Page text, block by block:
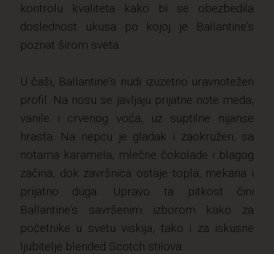
kontrolu kvaliteta kako bi se obezbedila
doslednost ukusa po kojoj je Ballantine’s
poznat širom sveta.
U čaši, Ballantine’s nudi izuzetno uravnotežen
profil. Na nosu se javljaju prijatne note meda,
vanile i crvenog voća, uz suptilne nijanse
hrasta. Na nepcu je gladak i zaokružen, sa
notama karamela, mlečne čokolade i blagog
začina, dok završnica ostaje topla, mekana i
prijatno duga. Upravo ta pitkost čini
Ballantine’s savršenim izborom kako za
početnike u svetu viskija, tako i za iskusne
ljubitelje blended Scotch stilova.